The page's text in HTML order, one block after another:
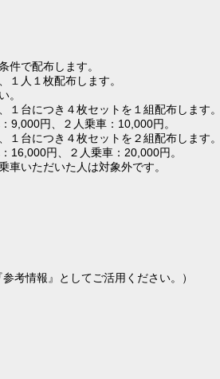
件で配布します。
１人１枚配布します。
。
１台につき４枚セットを１組配布します。
円、２人乗車：10,000円。
１台につき４枚セットを２組配布します。
円、２人乗車：20,000円。
車いただいた人は対象外です。
考情報』としてご活用ください。）